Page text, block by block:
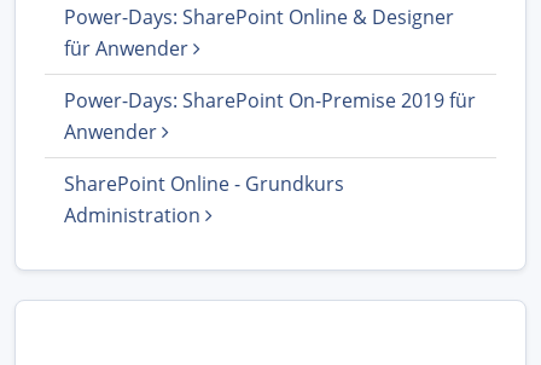
Power-Days: SharePoint Online & Designer
für Anwender
Power-Days: SharePoint On-Premise 2019 für
Anwender
SharePoint Online - Grundkurs
Administration